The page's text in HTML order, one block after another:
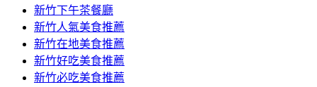
新竹下午茶餐廳
新竹人氣美食推薦
新竹在地美食推薦
新竹好吃美食推薦
新竹必吃美食推薦